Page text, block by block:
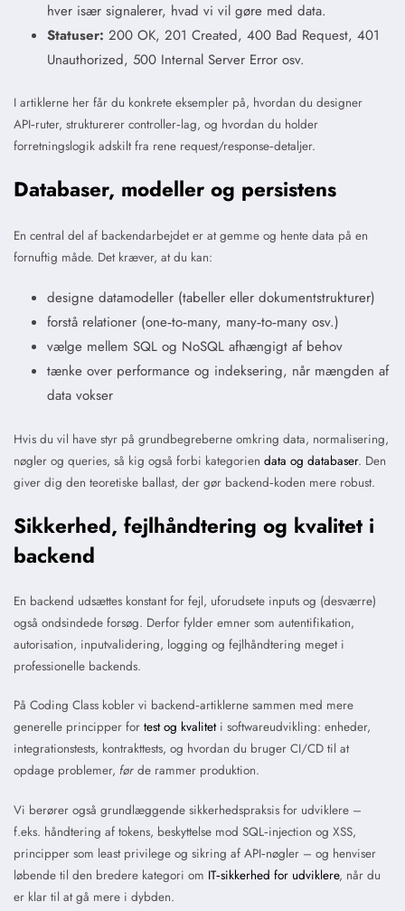
hver især signalerer, hvad vi vil gøre med data.
Statuser: 200 OK, 201 Created, 400 Bad Request, 401
Unauthorized, 500 Internal Server Error osv.
I artiklerne her får du konkrete eksempler på, hvordan du designer
API‑ruter, strukturerer controller‑lag, og hvordan du holder
forretningslogik adskilt fra rene request/response‑detaljer.
Databaser, modeller og persistens
En central del af backendarbejdet er at gemme og hente data på en
fornuftig måde. Det kræver, at du kan:
designe datamodeller (tabeller eller dokumentstrukturer)
forstå relationer (one‑to‑many, many‑to‑many osv.)
vælge mellem SQL og NoSQL afhængigt af behov
tænke over performance og indeksering, når mængden af
data vokser
Hvis du vil have styr på grundbegreberne omkring data, normalisering,
nøgler og queries, så kig også forbi kategorien data og databaser. Den
giver dig den teoretiske ballast, der gør backend‑koden mere robust.
Sikkerhed, fejlhåndtering og kvalitet i
backend
En backend udsættes konstant for fejl, uforudsete inputs og (desværre)
også ondsindede forsøg. Derfor fylder emner som autentifikation,
autorisation, inputvalidering, logging og fejlhåndtering meget i
professionelle backends.
På Coding Class kobler vi backend‑artiklerne sammen med mere
generelle principper for test og kvaliteti softwareudvikling: enheder,
integrationstests, kontrakttests, og hvordan du bruger CI/CD til at
opdage problemer, før de rammer produktion.
Vi berører også grundlæggende sikkerhedspraksis for udviklere –
f.eks. håndtering af tokens, beskyttelse mod SQL‑injection og XSS,
principper som least privilege og sikring af API‑nøgler – og henviser
løbende til den bredere kategori om IT‑sikkerhed for udviklere, når du
er klar til at gå mere i dybden.